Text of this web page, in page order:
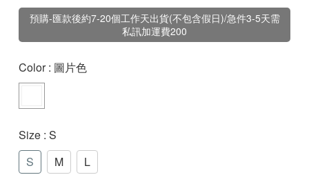
預購-匯款後約7-20個工作天出貨(不包含假日)/急件3-5天需
私訊加運費200
Color: 圖片色
Size : S
S
M L